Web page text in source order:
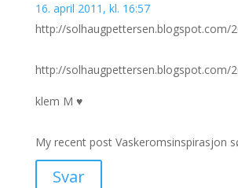
16. april 2011, kl. 16:57
http://solhaugpettersen.blogspot.com/
http://solhaugpettersen.blogspot.com/
klem M ♥
My recent post Vaskeromsinspirasjon
Svar